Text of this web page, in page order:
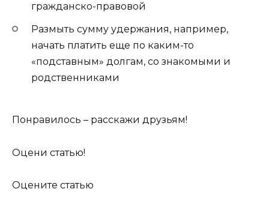
гражданско-правовой
Размыть сумму удержания, например,
начать платить еще по каким-то
«подставным» долгам, со знакомыми и
родственниками
Понравилось – расскажи друзьям!
Оцени статью!
Оцените статью